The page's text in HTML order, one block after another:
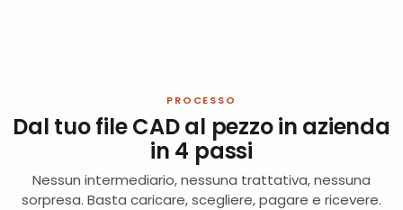
PROCESSO
Dal tuo file CAD al pezzo in azienda
in 4 passi
Nessun intermediario, nessuna trattativa, nessuna
sorpresa. Basta caricare, scegliere, pagare e ricevere.